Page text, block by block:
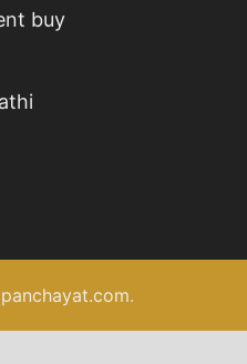
buy
.